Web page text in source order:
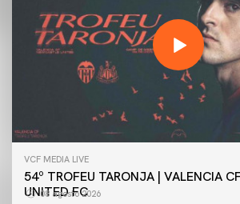
VCF MEDIA LIVE
54º TROFEU TARONJA | VALENCIA
UNITED FC
08 agosto 2026